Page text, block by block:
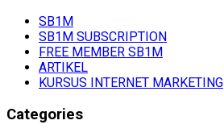
SB1M
SB1M SUBSCRIPTION
FREE MEMBER SB1M
ARTIKEL
KURSUS INTERNET MARKETING
Categories